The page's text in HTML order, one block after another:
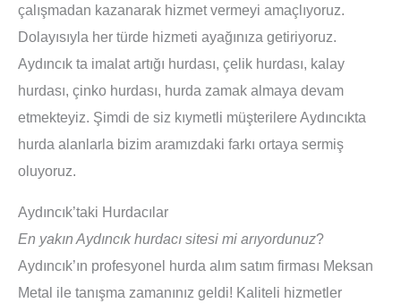
çalışmadan kazanarak hizmet vermeyi amaçlıyoruz.
Dolayısıyla her türde hizmeti ayağınıza getiriyoruz.
Aydıncık ta imalat artığı hurdası, çelik hurdası, kalay
hurdası, çinko hurdası, hurda zamak almaya devam
etmekteyiz. Şimdi de siz kıymetli müşterilere Aydıncıkta
hurda alanlarla bizim aramızdaki farkı ortaya sermiş
oluyoruz.
Aydıncık’taki Hurdacılar
En yakın Aydıncık hurdacı sitesi mi arıyordunuz?
Aydıncık’ın profesyonel hurda alım satım firması Meksan
Metal ile tanışma zamanınız geldi! Kaliteli hizmetler